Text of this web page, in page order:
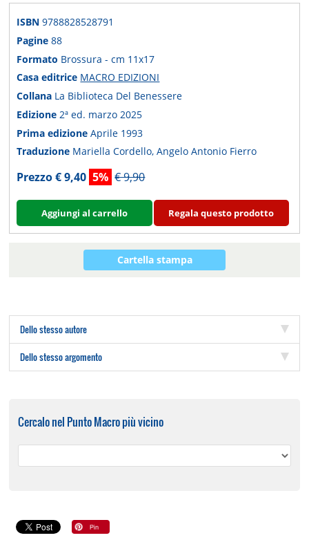
ISBN9788828528791
Pagine88
Formato Brossura - cm 11x17
Casa editrice MACRO EDIZIONI
Collana La Biblioteca Del Benessere
Edizione2ª ed. marzo 2025
Prima edizioneAprile 1993
Traduzione Mariella Cordello, Angelo Antonio Fierro
Prezzo € 9,40 5% € 9,90
Aggiungi al carrello Regala questo prodotto
Cartella stampa
Dello stesso autore
Dello stesso argomento
Cercalo nel Punto Macro più vicino